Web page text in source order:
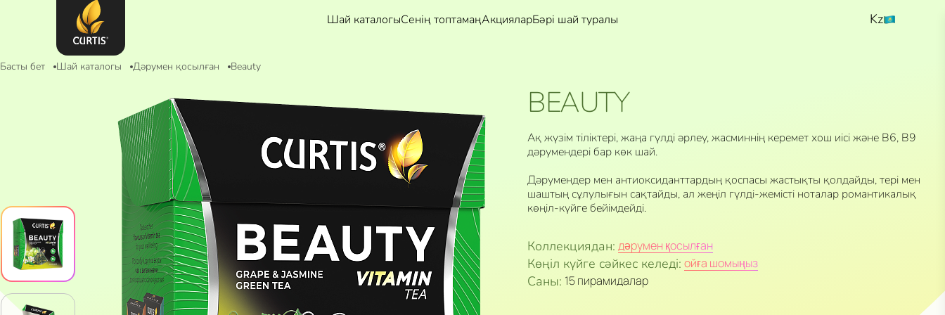
Шай каталогыСенің топтамаңАкцияларБәрі шай туралы
Kz
Басты бет Шай каталогы Дәрумен қосылған Beauty
BEAUTY
Ақ жүзім тіліктері, жаңа гүлді әрлеу, жасминнің керемет хош иісі және В6, В9
дәрумендері бар көк шай.
Дәрумендер мен антиоксиданттардың қоспасы жастықты қолдайды, тері мен
шаштың сұлулығын сақтайды, ал жеңіл гүлді-жемісті ноталар романтикалық
көңіл-күйге бейімдейді.
Коллекциядан: дәрумен қосылған
Көңіл күйге сәйкес келеді: ойға шомыңыз
Саны: 15 пирамидалар